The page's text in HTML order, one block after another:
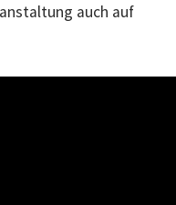
auch auf